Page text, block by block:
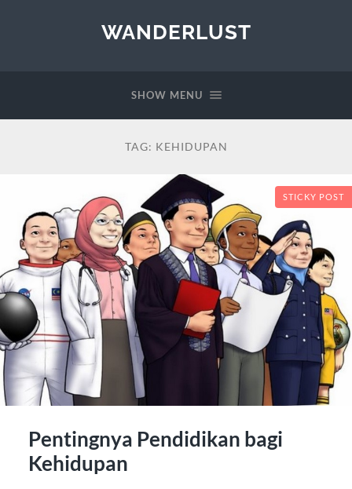
WANDERLUST
SHOW MENU
TAG: KEHIDUPAN
STICKY POST
Pentingnya Pendidikan bagi
Kehidupan